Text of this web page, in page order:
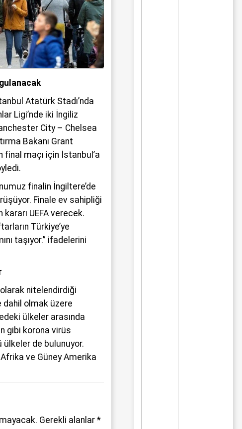
Atatürk Stadı’nda
Ligi’nde iki İngiliz
City – Chelsea
Bakanı Grant
final maçı için İstanbul’a
finalin İngiltere’de
Finale ev sahipliği
kararı UEFA verecek.
Türkiye’ye
taşıyor.” ifadelerini
olarak nitelendirdiği
dahil olmak üzere
ülkeler arasında
gibi korona virüs
ülkeler de bulunuyor.
ve Güney Amerika
Gerekli alanlar *